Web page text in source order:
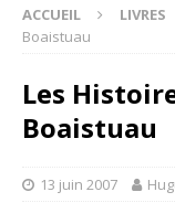
ACCUEIL LIVRES
Boaistuau
Les
Boaistuau
13 juin 2007